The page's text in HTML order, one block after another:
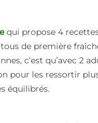
qui propose 4
de première
c’est qu’avec 2
pour les ressortir
équilibrés.